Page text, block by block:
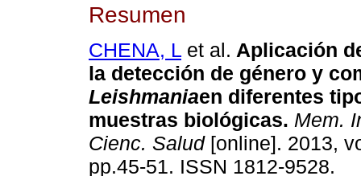
Resumen
CHENA, L et al. Aplicación
la detección de género y
Leishmaniaen diferentes
muestras biológicas. Mem.
Cienc. Salud[online]. 2013,
pp.45-51. ISSN 1812-9528.